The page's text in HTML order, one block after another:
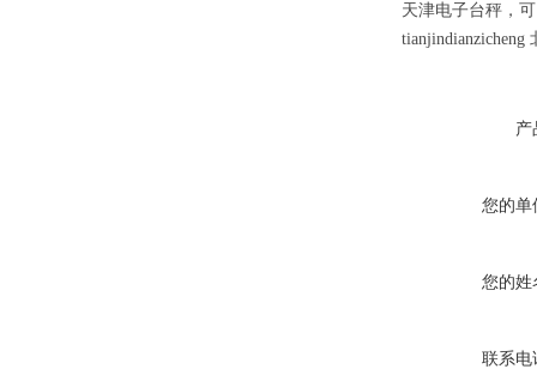
天津电子台秤，
产
您的单
您的姓
联系电